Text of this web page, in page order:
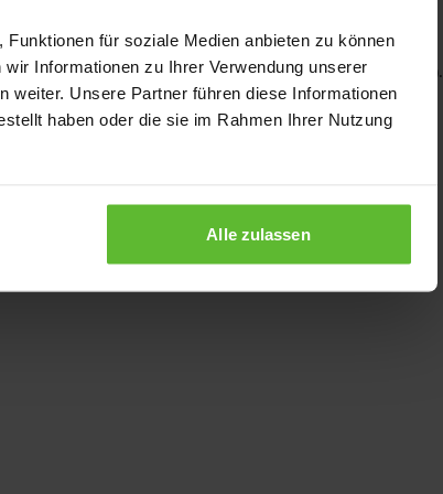
für soziale Medien anbieten zu können
Informationen zu Ihrer Verwendung unserer
weiter. Unsere Partner führen diese Informationen
haben oder die sie im Rahmen Ihrer Nutzung
Alle zulassen
(see the browser console for more information).